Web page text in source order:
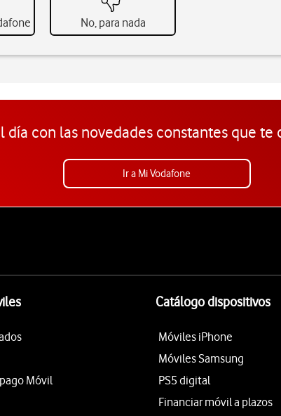
No, para nada
día con las novedades constantes que te
Ir a Mi Vodafone
Móvil
Catálogo dispositivos
Móviles iPhone
Móviles Samsung
PS5 digital
Financiar móvil a plazos